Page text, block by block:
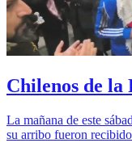
Chilenos de
La mañana de este
su arribo fueron